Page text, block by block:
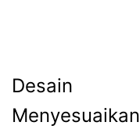
Desain